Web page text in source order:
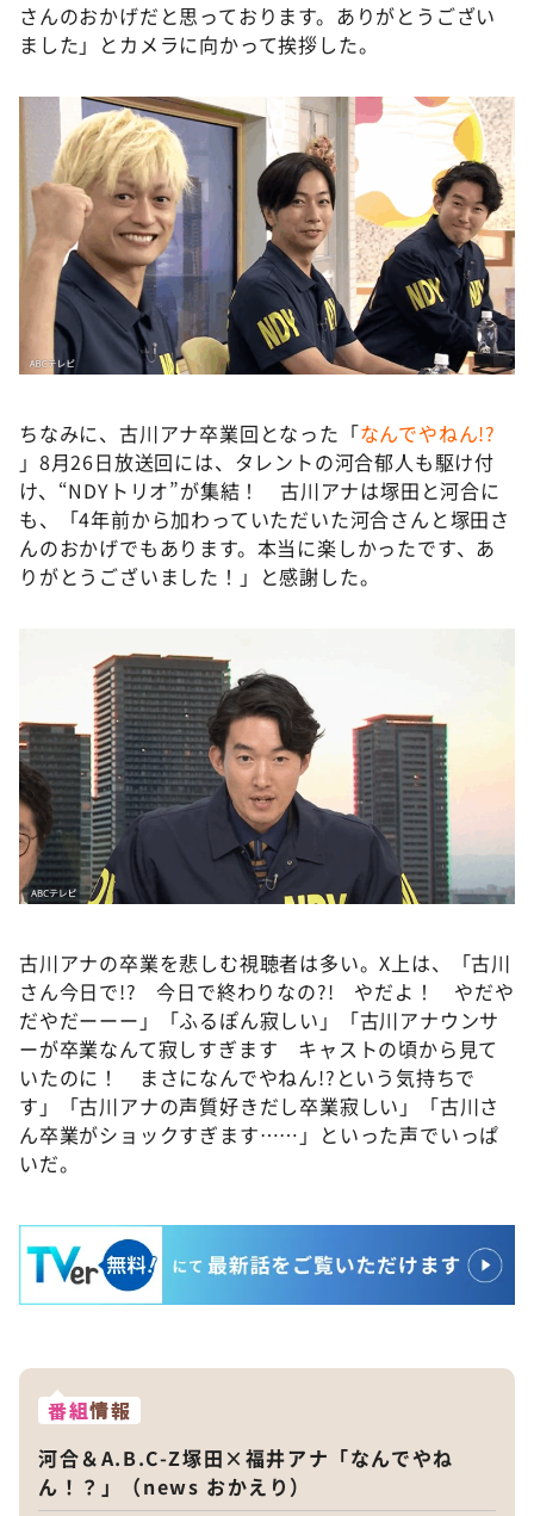
さんのおかげだと思っております。ありがとうござい
ました」とカメラに向かって挨拶した。
ちなみに、古川アナ卒業回となった「なんでやねん!?
」8月26日放送回には、タレントの河合郁人も駆け付
け、“NDYトリオ”が集結！ 古川アナは塚田と河合に
も、「4年前から加わっていただいた河合さんと塚田さ
んのおかげでもあります。本当に楽しかったです、あ
りがとうございました！」と感謝した。
古川アナの卒業を悲しむ視聴者は多い。X上は、「古川
さん今日で!? 今日で終わりなの?! やだよ！ やだや
だやだーーー」「ふるぽん寂しい」「古川アナウンサ
ーが卒業なんて寂しすぎます キャストの頃から見て
いたのに！ まさになんでやねん!?という気持ちで
す」「古川アナの声質好きだし卒業寂しい」「古川さ
ん卒業がショックすぎます……」といった声でいっぱ
いだ。
番組情報
河合＆A.B.C-Z塚田×福井アナ「なんでやね
ん！？」（news おかえり）